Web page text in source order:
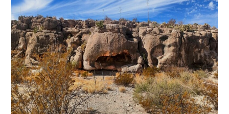
donde
pertenecen!
Vuelven
a
México
399
piezas
arqueológicas
de
origen
prehispánico